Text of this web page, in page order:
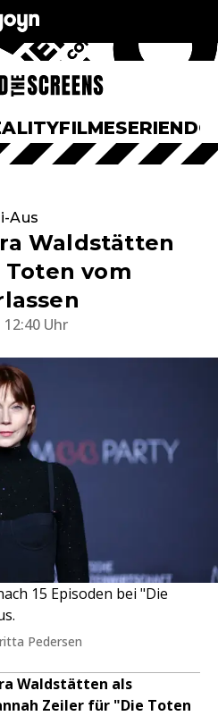
FILMESERIEN
Aus
Waldstätten
Toten vom
12:40 Uhr
15 Episoden bei "Die
Pedersen
Waldstätten als
Zeiler für "Die Toten